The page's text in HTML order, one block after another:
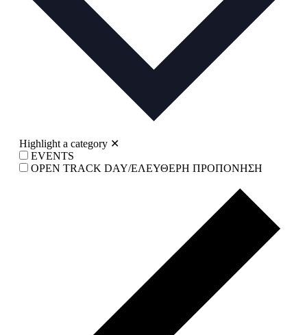
Highlight a category ✕
EVENTS
OPEN TRACK DAY/ΕΛΕΥΘΕΡΗ ΠΡΟΠΟΝΗΣΗ